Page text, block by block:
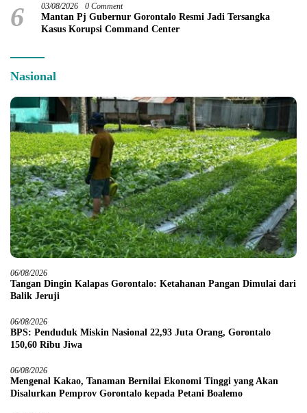
6 03/08/2026 0 Comment
Mantan Pj Gubernur Gorontalo Resmi Jadi Tersangka
Kasus Korupsi Command Center
Nasional
06/08/2026
Tangan Dingin Kalapas Gorontalo: Ketahanan Pangan Dimulai dari
Balik Jeruji
06/08/2026
BPS: Penduduk Miskin Nasional 22,93 Juta Orang, Gorontalo
150,60 Ribu Jiwa
06/08/2026
Mengenal Kakao, Tanaman Bernilai Ekonomi Tinggi yang Akan
Disalurkan Pemprov Gorontalo kepada Petani Boalemo